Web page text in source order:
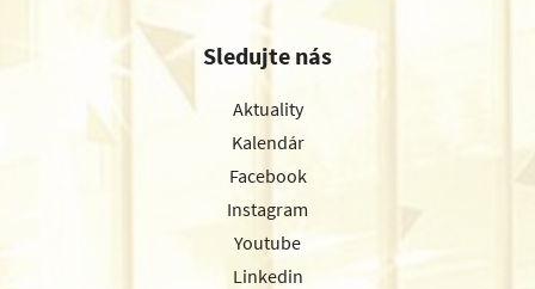
Sledujte nás
Aktuality
Kalendár
Facebook
Instagram
Youtube
Linkedin